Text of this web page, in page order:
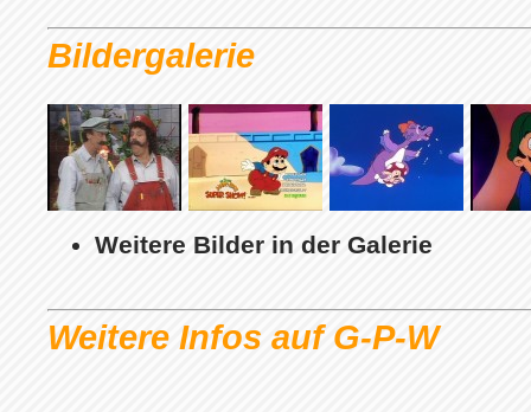
Bildergalerie
Weitere Bilder in der Galerie
Weitere Infos auf G-P-W